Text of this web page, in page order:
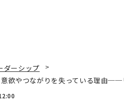
ダーシップ
欲やつながりを失っている理由──